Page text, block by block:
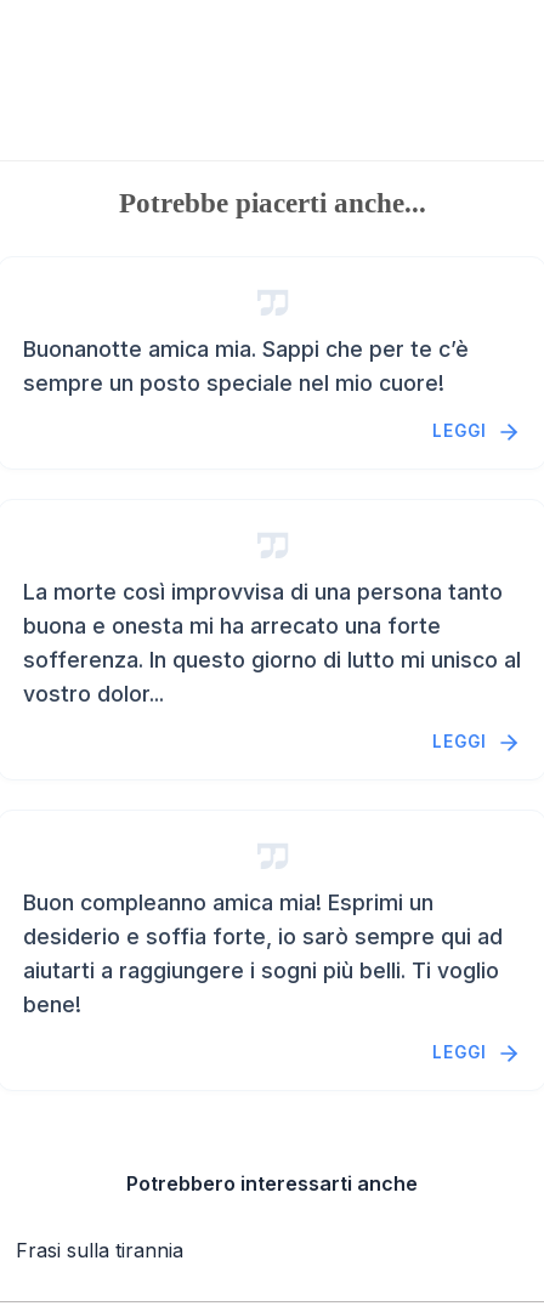
Potrebbe piacerti anche...
Buonanotte amica mia. Sappi che per te c’è
sempre un posto speciale nel mio cuore!
LEGGI
La morte così improvvisa di una persona tanto
buona e onesta mi ha arrecato una forte
sofferenza. In questo giorno di lutto mi unisco al
vostro dolor...
LEGGI
Buon compleanno amica mia! Esprimi un
desiderio e soffia forte, io sarò sempre qui ad
aiutarti a raggiungere i sogni più belli. Ti voglio
bene!
LEGGI
Potrebbero interessarti anche
Frasi sulla tirannia